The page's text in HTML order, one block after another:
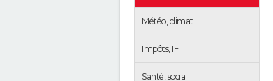
Météo, climat
Impôts, IFI
Santé, social